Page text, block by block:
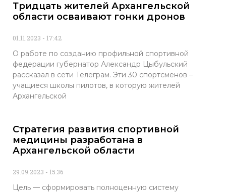
Тридцать жителей Архангельской
области осваивают гонки дронов
01.11.2023 17:42
О работе по созданию профильной спортивной
федерации губернатор Александр Цыбульский
рассказал в сети Телеграм. Эти 30 спортсменов –
учащиеся школы пилотов, в которую жителей
Архангельской
Стратегия развития спортивной
медицины разработана в
Архангельской области
29.09.2023 15:36
Цель — сформировать полноценную систему